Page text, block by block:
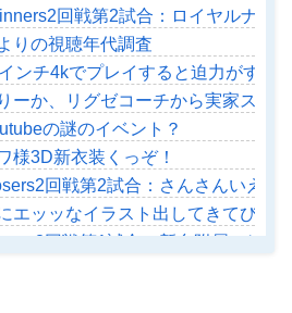
回戦第2試合：ロイヤルナイ
りの視聴年代調査
ンチ4kでプレイすると迫力がすご
ーか、リグゼコーチから実家ス
の謎のイベント？
様3D新衣装くっぞ！
回戦第2試合：さんさんいえ
エッッなイラスト出してきてびっ
回戦第1試合：新台附属 - ギラ